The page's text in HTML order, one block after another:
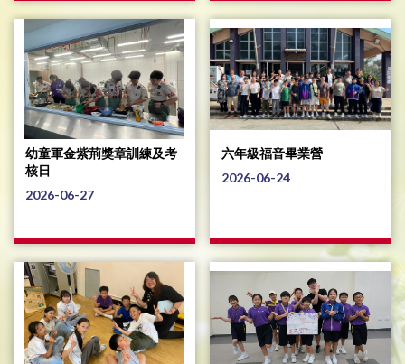
幼童軍金紫荊獎章訓練及考
核日
2026-06-27
六年級福音畢業營
2026-06-24